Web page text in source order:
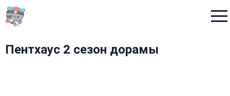
Пентхаус 2 сезон дорамы